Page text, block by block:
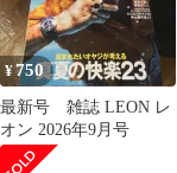
¥750
最新号 雑誌 LEON レ
オン 2026年9月号